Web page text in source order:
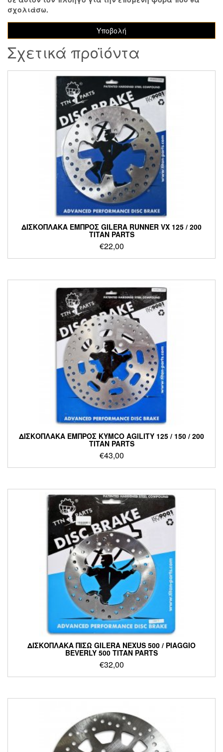
σχολιάσω.
Σχετικά προϊόντα
ΔΙΣΚΟΠΛΑΚΑ ΕΜΠΡΟΣ GILERA RUNNER VX 125 / 200
TITAN PARTS
€22,00
ΔΙΣΚΟΠΛΑΚΑ ΕΜΠΡΟΣ KYMCO AGILITY 125 / 150 / 200
TITAN PARTS
€43,00
ΔΙΣΚΟΠΛΑΚΑ ΠΙΣΩ GILERA NEXUS 500 / PIAGGIO
BEVERLY 500 TITAN PARTS
€32,00